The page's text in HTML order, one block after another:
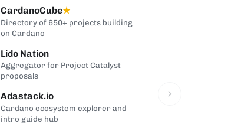
CardanoCube★
Directory of 650+ projects building
on Cardano
Lido Nation
Aggregator for Project Catalyst
proposals
Adastack.io
Cardano ecosystem explorer and
intro guide hub